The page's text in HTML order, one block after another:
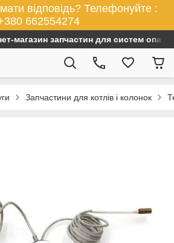
відповідь? Телефонуйте :
662554274
магазин запчастин для систем
Запчастини для котлів і колонок